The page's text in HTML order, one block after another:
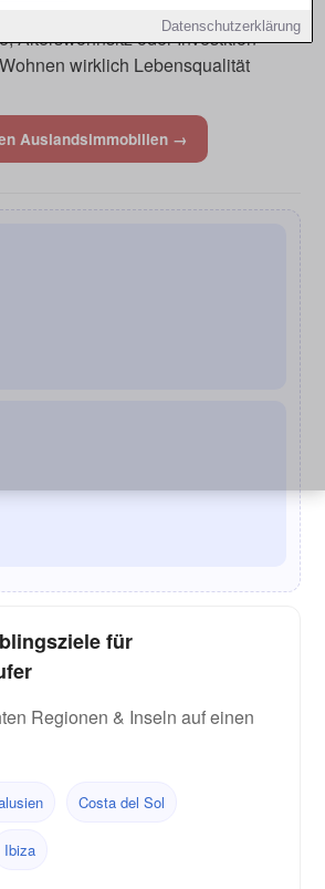
Datenschutzerklärung
Alterswohnsitz oder Investition –
wirklich Lebensqualität
Auslandsimmobilien →
für
Regionen & Inseln auf einen
Costa del Sol
Ibiza